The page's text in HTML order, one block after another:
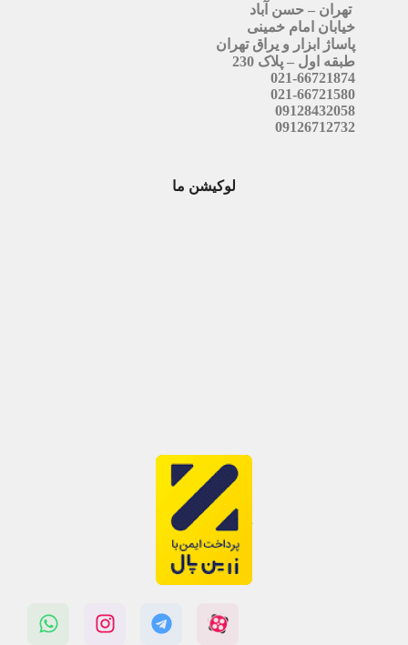
تهران – حسن آباد
خیابان امام خمینی
پاساژ ابزار و یراق تهران
طبقه اول – پلاک 230
021-66721874
021-66721580
09128432058
09126712732
لوکیشن ما